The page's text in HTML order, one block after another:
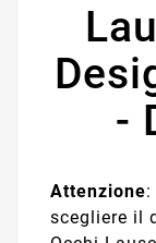
-
Attenzione:
scegliere il